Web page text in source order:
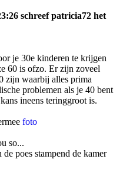
schreef patricia72 het
je 30e kinderen te krijgen
60 is ofzo. Er zijn zoveel
zijn waarbij alles prima
problemen als je 40 bent
ineens teringgroot is.
foto
so...
poes stampend de kamer